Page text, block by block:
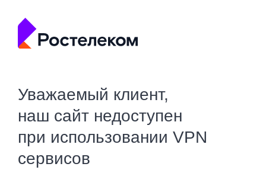
Уважаемый клиент,
наш сайт недоступен
при использовании VPN
сервисов